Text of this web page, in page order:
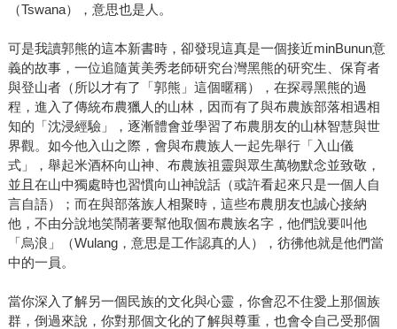
（Tswana），意思也是人。
可是我讀郭熊的這本新書時，卻發現這真是一個接近minBunun意
義的故事，一位追隨黃美秀老師研究台灣黑熊的研究生、保育者
與登山者（所以才有了「郭熊」這個暱稱），在探尋黑熊的過
程，進入了傳統布農獵人的山林，因而有了與布農族部落相遇相
知的「沈浸經驗」，逐漸體會並學習了布農朋友的山林智慧與世
界觀。如今他入山之際，會與布農族人一起先舉行「入山儀
式」，舉起米酒杯向山神、布農族祖靈與眾生萬物默念並致敬，
並且在山中獨處時也習慣向山神說話（或許看起來只是一個人自
言自語）；而在與部落族人相聚時，這些布農朋友也誠心接納
他，不由分說地笑鬧著要幫他取個布農族名字，他們說要叫他
「烏浪」（Wulang，意思是工作認真的人），彷彿他就是他們當
中的一員。
當你深入了解另一個民族的文化與心靈，你會忍不住愛上那個族
群，倒過來說，你對那個文化的了解與尊重，也會令自己受那個